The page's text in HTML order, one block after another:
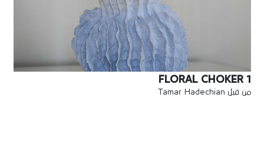
FLORAL CHOKER 1
من قبل Tamar Hadechian